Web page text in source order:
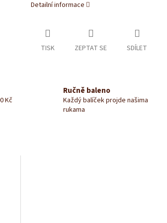
Detailní informace
TISK ZEPTAT SE SDÍLET
Kč
Ručně baleno
Každý balíček projde našima
rukama